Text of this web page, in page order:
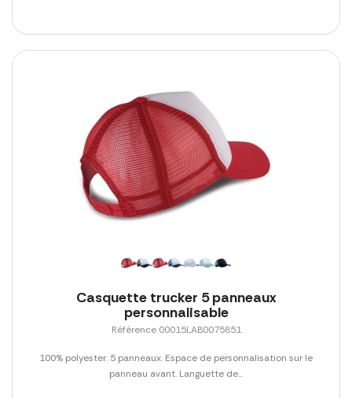
Casquette trucker 5 panneaux
personnalisable
Référence 00015LAB0075851
100% polyester. 5 panneaux. Espace de personnalisation sur le
panneau avant. Languette de...